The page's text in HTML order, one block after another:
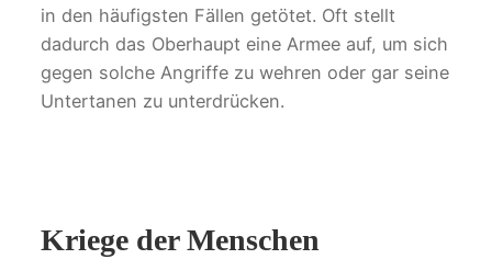
in den häufigsten Fällen getötet. Oft stellt
dadurch das Oberhaupt eine Armee auf, um sich
gegen solche Angriffe zu wehren oder gar seine
Untertanen zu unterdrücken.
Kriege der Menschen